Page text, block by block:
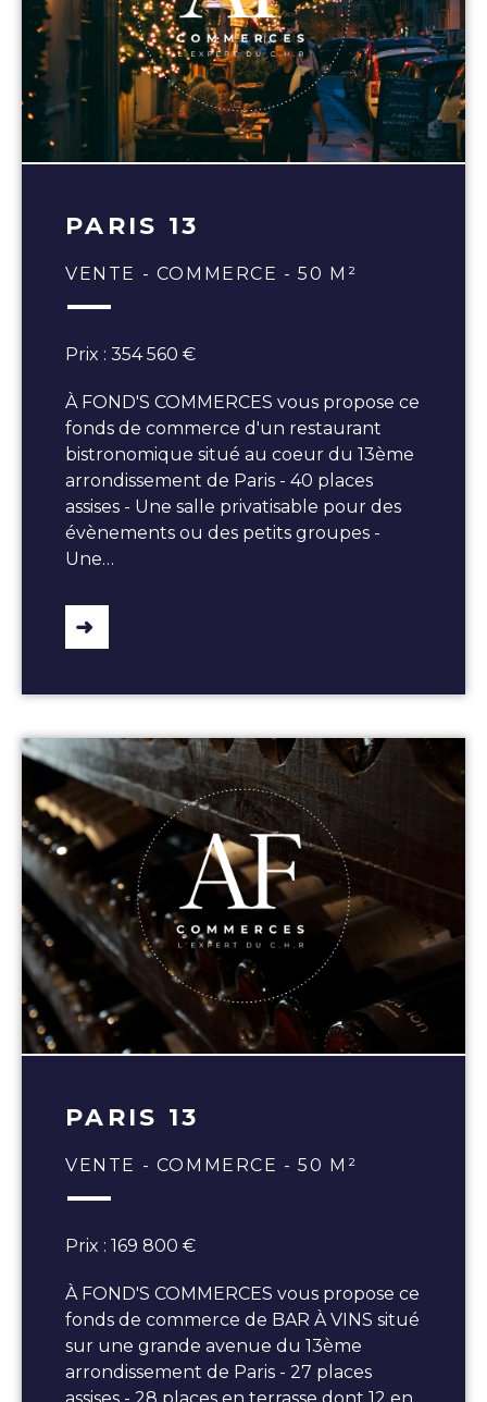
PARIS 13
VENTE - COMMERCE - 50 M²
Prix : 354 560 €
À FOND'S COMMERCES vous propose ce
fonds de commerce d'un restaurant
bistronomique situé au coeur du 13ème
arrondissement de Paris - 40 places
assises - Une salle privatisable pour des
évènements ou des petits groupes -
Une…
PARIS 13
VENTE - COMMERCE - 50 M²
Prix : 169 800 €
À FOND'S COMMERCES vous propose ce
fonds de commerce de BAR À VINS situé
sur une grande avenue du 13ème
arrondissement de Paris - 27 places
assises - 28 places en terrasse dont 12 en